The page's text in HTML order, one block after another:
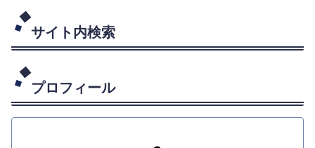
サイト内検索
プロフィール